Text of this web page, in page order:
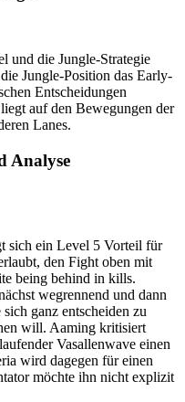
und die Jungle-Strategie
Jungle-Position das Early-
Entscheidungen
auf den Bewegungen der
Lanes.
Analyse
sich ein Level 5 Vorteil für
den Fight oben mit
being behind in kills.
wegrennend und dann
ganz entscheiden zu
will. Aaming kritisiert
Vasallenwave einen
wird dagegen für einen
möchte ihn nicht explizit